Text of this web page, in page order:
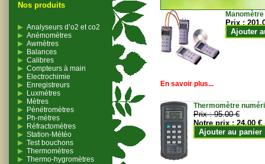
Nos produits
Analyseurs d’o2 et co2
Anémomètres
Awmètres
Balances
Calibres
Compteurs à main
Electrochimie
Enregistreurs
Luxmètres
Mètres
Pénétromètres
Ph-mètres
Réfractomètres
Station-Météo
Test bouchons
Thermomètres
Thermo-hygromètres
Prix :
Ajouter
En savoir plus...
Thermomètre
Prix :95.00 €
Notre prix :24.00 €
Ajouter au panier